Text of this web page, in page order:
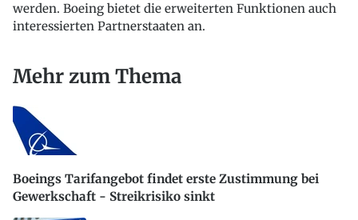
werden. Boeing bietet die erweiterten Funktionen auch
interessierten Partnerstaaten an.
Mehr zum Thema
Boeings Tarifangebot findet erste Zustimmung bei
Gewerkschaft - Streikrisiko sinkt